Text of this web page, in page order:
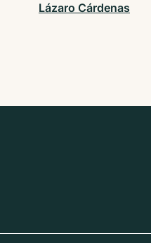
Lázaro Cárdenas